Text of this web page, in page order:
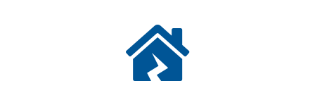
